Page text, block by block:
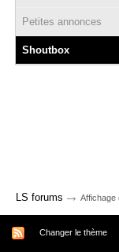
Petites annonces
Shoutbox
LS forums → Affichage
Changer le thème